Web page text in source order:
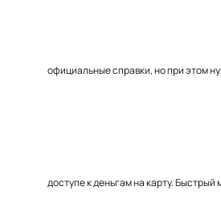
официальные справки, но при этом
доступе к деньгам на карту. Быстрый